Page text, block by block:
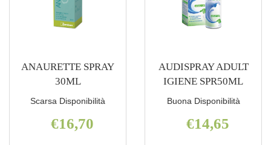
ANAURETTE SPRAY
30ML
Scarsa Disponibilità
€16,70
AUDISPRAY ADULT
IGIENE SPR50ML
Buona Disponibilità
€14,65